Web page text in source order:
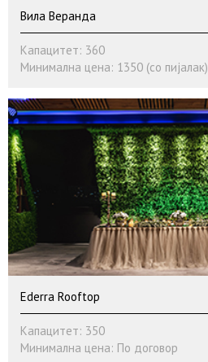
Вила Веранда
Капацитет: 360
Минимална цена: 1350 (со пијалак)
Ederra Rooftop
Капацитет: 350
Минимална цена: По договор